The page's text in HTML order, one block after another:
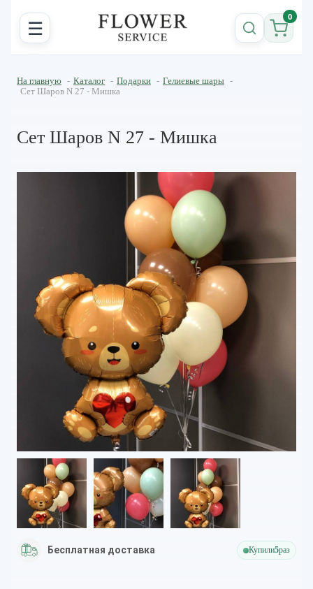
☰ 0
На главную - Каталог - Подарки - Гелиевые шары -
Сет Шаров N 27 - Мишка
Сет Шаров N 27 - Мишка
Бесплатная доставка Купили5раз